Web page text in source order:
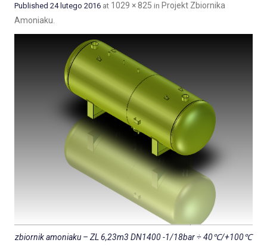
Published 24 lutego 2016 at 1029 × 825 in Projekt Zbiornika
Amoniaku.
zbiornik amoniaku – ZL 6,23m3 DN1400 -1/18bar ÷ 40℃/+100℃